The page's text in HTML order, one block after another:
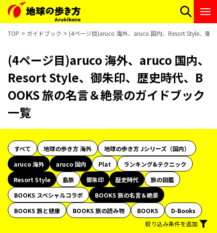
TOP ガイドブック (4ページ目)aruco 海外、aruco 国内、Resort Style、御
(4ページ目)aruco 海外、aruco 国内、
Resort Style、御朱印、歴史時代、B
OOKS 旅の名言＆絶景のガイドブック
一覧
すべて 地球の歩き方 海外
地球の歩き方 Jシリーズ（国内）
aruco 海外
aruco 国内 Plat
ランキング&テクニック
Resort Style
島旅 御朱印 歴史時代
旅の図鑑
BOOKS スペシャルコラボ
BOOKS 旅の名言＆絶景
BOOKS 旅と健康
BOOKS 旅の読み物 BOOKS
D-Books
絞り込み条件を追加